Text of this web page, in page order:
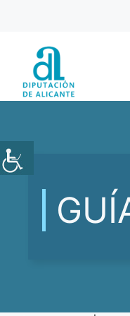
contenido